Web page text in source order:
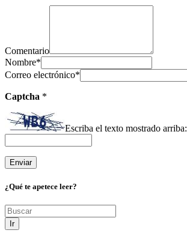
Comentario
Nombre*
Correo electrónico*
Captcha *
Escriba el texto mostrado arriba:
¿Qué te apetece leer?
Ir